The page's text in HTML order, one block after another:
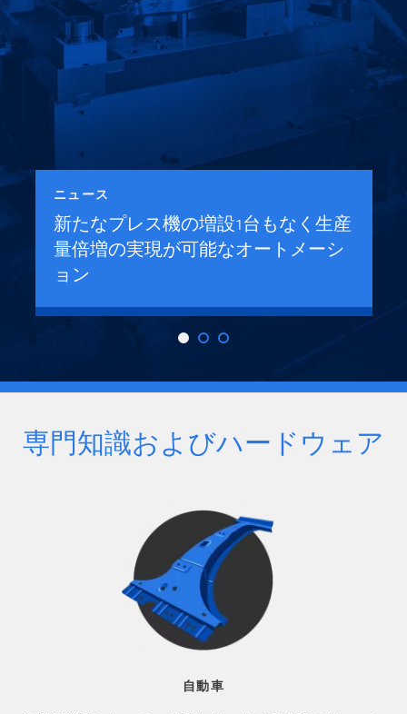
ニュース
新たなプレス機の増設1台もなく生産
量倍増の実現が可能なオートメーシ
ョン
専門知識およびハードウェア
自動車